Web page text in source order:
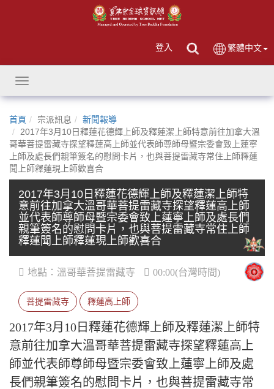
登入 繁體中文
Toggle
navigation
首頁 宗派訊息
新聞報導
2017年3月10日釋蓮花德輝上師及釋蓮潔上師特意前往加拿大溫
哥華菩提雷藏寺探望釋蓮高上師並代表師尊師母暨宗委會致上蓮寧
上師及處長們親筆簽名的慰問卡片，也與菩提雷藏寺常住上師釋蓮
聞上師釋蓮現上師歡喜合
2017年3月10日釋蓮花德輝上師及釋蓮潔上師特
意前往加拿大溫哥華菩提雷藏寺探望釋蓮高上師
並代表師尊師母暨宗委會致上蓮寧上師及處長們
親筆簽名的慰問卡片，也與菩提雷藏寺常住上師
釋蓮聞上師釋蓮現上師歡喜合
地點：溫哥華菩提雷藏寺 00:00(台灣時間)
菩提雷藏寺 釋蓮高上師
2017年3月10日釋蓮花德輝上師及釋蓮潔上師特
意前往加拿大溫哥華菩提雷藏寺探望釋蓮高上
師並代表師尊師母暨宗委會致上蓮寧上師及處
長們親筆簽名的慰問卡片，也與菩提雷藏寺常